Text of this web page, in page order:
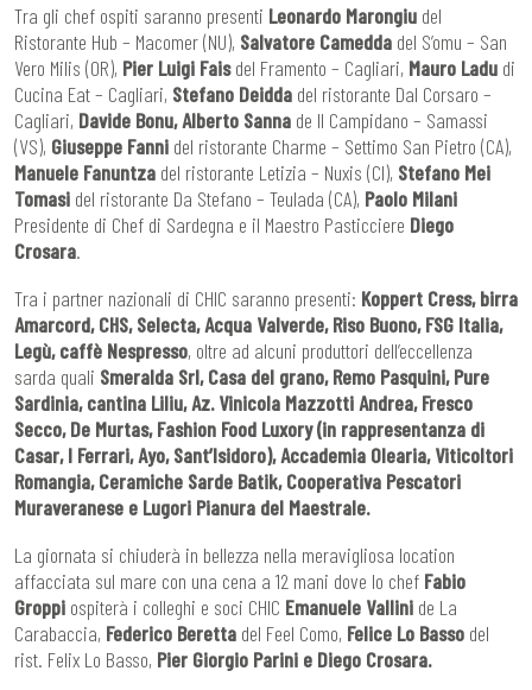
Tra gli chef ospiti saranno presenti Leonardo Marongiu del
Ristorante Hub – Macomer (NU), Salvatore Camedda del S’omu – San
Vero Milis (OR), Pier Luigi Faisdel Framento – Cagliari, Mauro Ladu di
Cucina Eat – Cagliari, Stefano Deidda del ristorante Dal Corsaro –
Cagliari, Davide Bonu, Alberto Sanna de Il Campidano – Samassi
(VS), Giuseppe Fanni del ristorante Charme – Settimo San Pietro (CA),
Manuele Fanuntza del ristorante Letizia – Nuxis (CI), Stefano Mei
Tomasi del ristorante Da Stefano – Teulada (CA), Paolo Milani
Presidente di Chef di Sardegna e il Maestro Pasticciere Diego
Crosara.
Tra i partner nazionali di CHIC saranno presenti: Koppert Cress, birra
Amarcord, CHS, Selecta, Acqua Valverde, Riso Buono, FSG Italia,
Legù, caffè Nespresso, oltre ad alcuni produttori dell’eccellenza
sarda quali Smeralda Srl, Casa del grano, Remo Pasquini, Pure
Sardinia, cantina Liliu, Az. Vinicola Mazzotti Andrea, Fresco
Secco, De Murtas, Fashion Food Luxory (in rappresentanza di
Casar, I Ferrari, Ayo, Sant’Isidoro), Accademia Olearia, Viticoltori
Romangia, Ceramiche Sarde Batik, Cooperativa Pescatori
Muraveranese e Lugori Pianura del Maestrale.
La giornata si chiuderà in bellezza nella meravigliosa location
affacciata sul mare con una cena a 12 mani dove lo chef Fabio
Groppi ospiterà i colleghi e soci CHIC Emanuele Vallini de La
Carabaccia, Federico Beretta del Feel Como, Felice Lo Basso del
rist. Felix Lo Basso, Pier Giorgio Parini e Diego Crosara.